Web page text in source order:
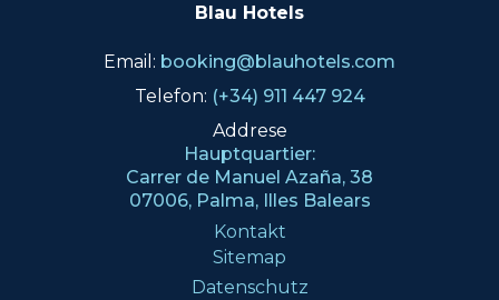
Blau Hotels
Email: booking@blauhotels.com
Telefon: (+34) 911 447 924
Addrese
Hauptquartier:
Carrer de Manuel Azaña, 38
07006, Palma, Illes Balears
Kontakt
Sitemap
Datenschutz